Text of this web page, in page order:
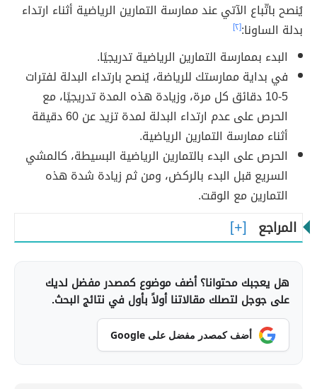
يُنصح باتّباع الآتي عند ممارسة التمارين الرياضية أثناء ارتداء
بدلة الساونا:[٢]
البدء بممارسة التمارين الرياضية تدريجيًا.
في بداية ممارستك للرياضة، يُنصح بارتداء البدلة لفترات
5-10 دقائق كل مرة، وزيادة هذه المدة تدريجيًا، مع
الحرص على عدم ارتداء البدلة لمدة تزيد عن 60 دقيقة
أثناء ممارسة التمارين الرياضية.
الحرص على البدء بالتمارين الرياضية البسيطة، كالمشي
السريع قبل البدء بالركض، ومن ثم زيادة شدة هذه
التمارين مع الوقت.
المراجع
هل يعجبك محتوانا؟ أضف موضوع كمصدر مفضل لديك
على جوجل لتصلك مقالاتنا أولاً بأول في نتائج البحث.
أضف كمصدر مفضل على Google